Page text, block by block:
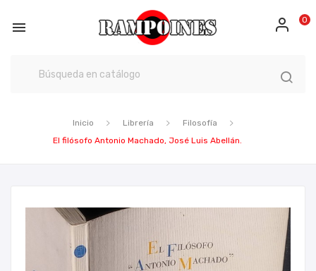
 0
Inicio Librería
Filosofía
El filósofo Antonio Machado, José Luis Abellán.